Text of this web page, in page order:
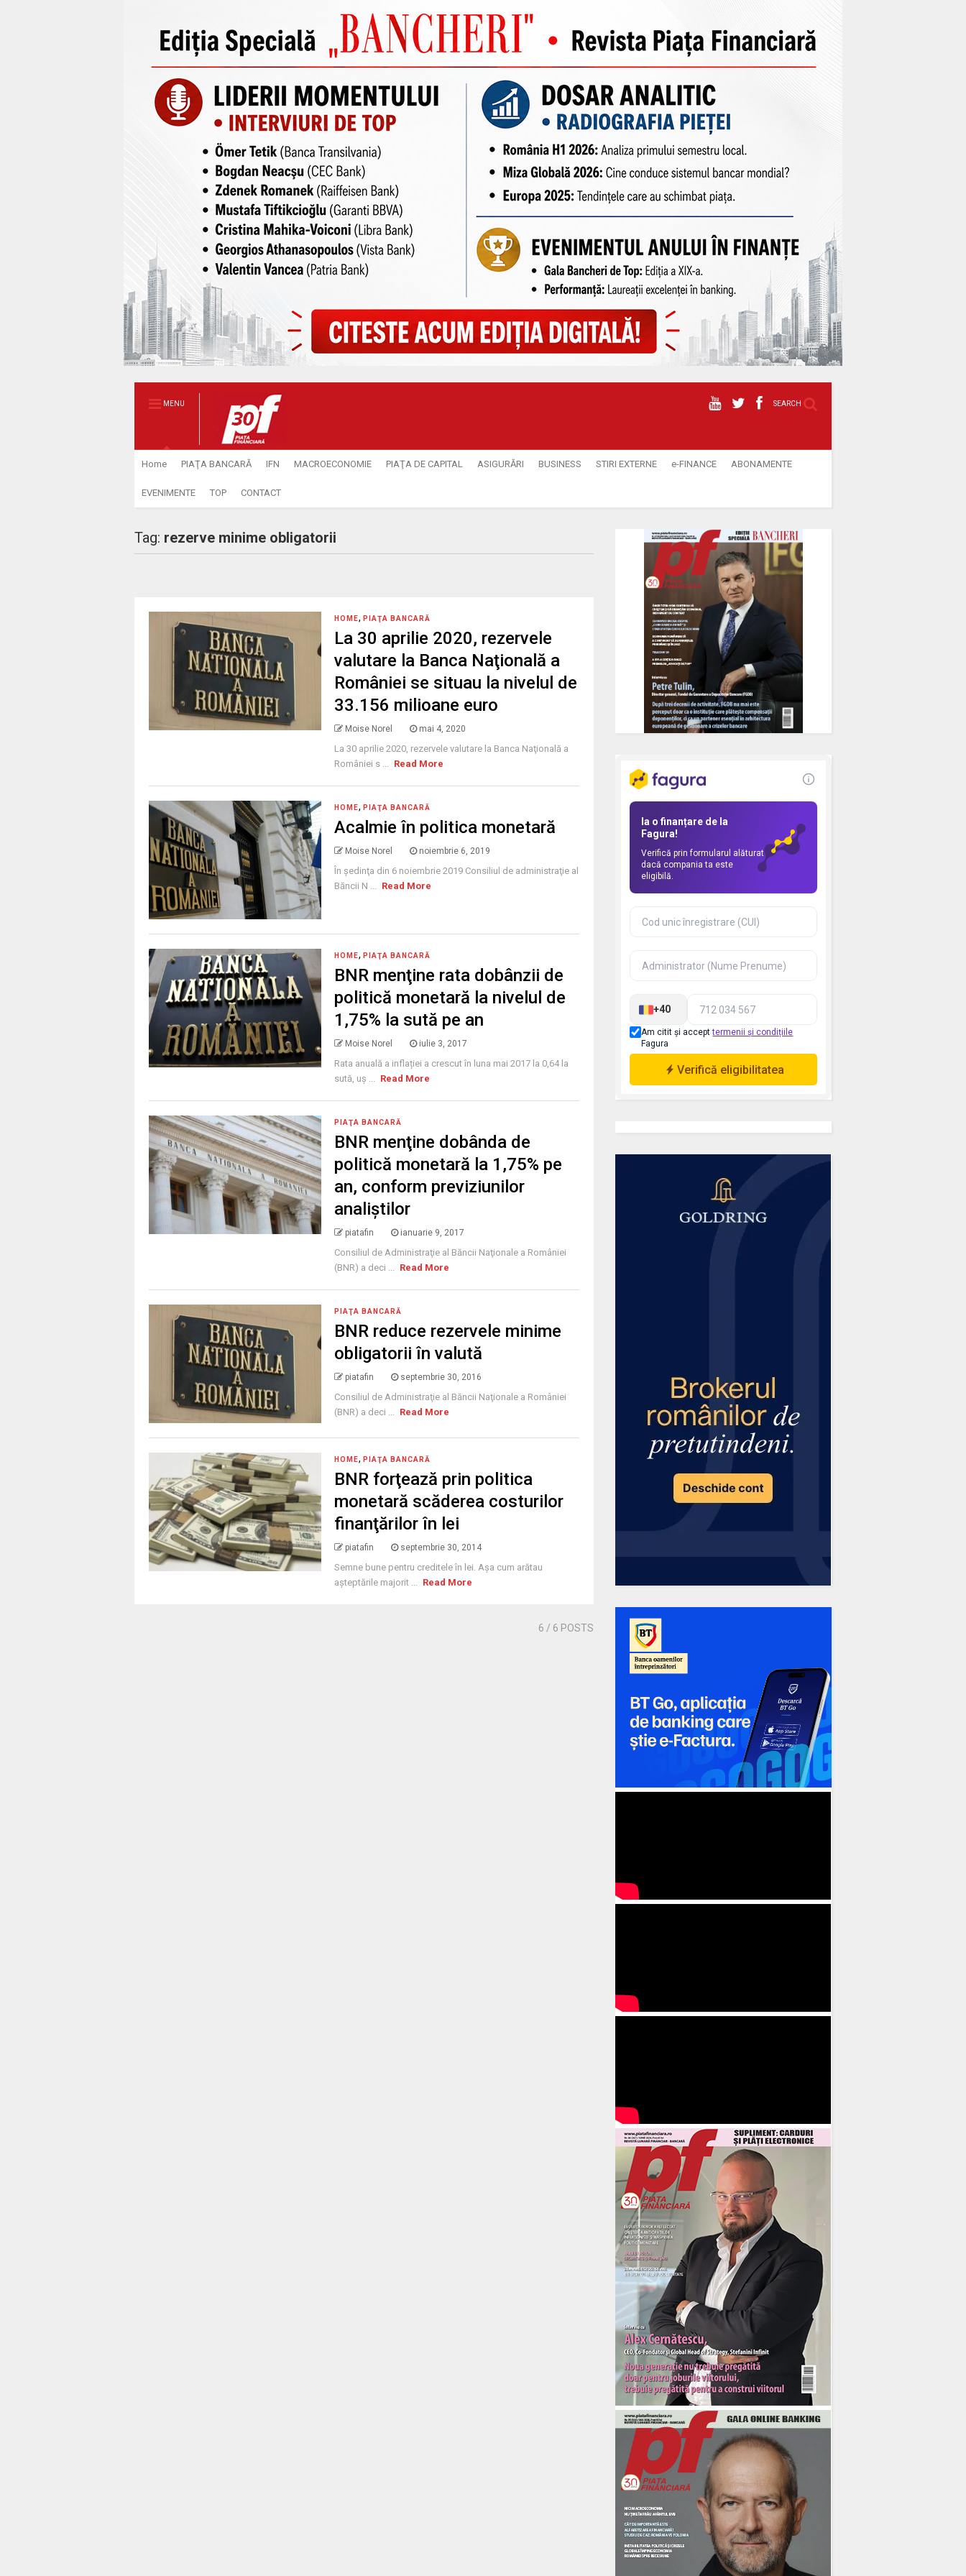
MENU SEARCH
Home PIAŢA BANCARĂ IFN MACROECONOMIE PIAŢA DE CAPITAL ASIGURĂRI BUSINESS STIRI EXTERNE e-FINANCE ABONAMENTE
EVENIMENTE TOP CONTACT
Tag: rezerve minime obligatorii
HOME, PIAŢA BANCARĂ
La 30 aprilie 2020, rezervele
valutare la Banca Naţională a
României se situau la nivelul de
33.156 milioane euro
Moise Norel mai 4, 2020
La 30 aprilie 2020, rezervele valutare la Banca Naţională a
României s ... Read More
HOME, PIAŢA BANCARĂ
Acalmie în politica monetară
Moise Norel noiembrie 6, 2019
În şedinţa din 6 noiembrie 2019 Consiliul de administraţie al
Băncii N ... Read More
HOME, PIAŢA BANCARĂ
BNR menţine rata dobânzii de
politică monetară la nivelul de
1,75% la sută pe an
Moise Norel iulie 3, 2017
Rata anuală a inflației a crescut în luna mai 2017 la 0,64 la
sută, uș ... Read More
PIAŢA BANCARĂ
BNR menţine dobânda de
politică monetară la 1,75% pe
an, conform previziunilor
analiştilor
piatafin ianuarie 9, 2017
Consiliul de Administraţie al Băncii Naţionale a României
(BNR) a deci ... Read More
PIAŢA BANCARĂ
BNR reduce rezervele minime
obligatorii în valută
piatafin septembrie 30, 2016
Consiliul de Administraţie al Băncii Naţionale a României
(BNR) a deci ... Read More
HOME, PIAŢA BANCARĂ
BNR forţează prin politica
monetară scăderea costurilor
finanţărilor în lei
piatafin septembrie 30, 2014
Semne bune pentru creditele în lei. Aşa cum arătau
aşteptările majorit ... Read More
6 / 6 POSTS